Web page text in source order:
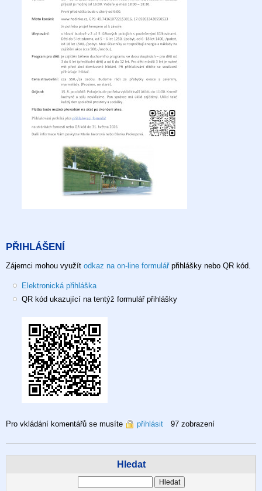
PŘIHLÁŠENÍ
Zájemci mohou využít odkaz na on-line formulářpřihlášky nebo QR kód.
Elektronická přihláška
QR kód ukazující na tentýž formulář přihlášky
Pro vkládání komentářů se musíte přihlásit 97 zobrazení
Hledat